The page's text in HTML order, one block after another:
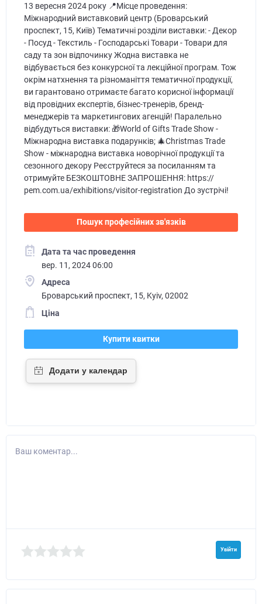
13 вересня 2024 року 📍Місце проведення:
Міжнародний виставковий центр (Броварський
проспект, 15, Київ) Тематичні розділи виставки: - Декор
- Посуд - Текстиль - Господарські Товари - Товари для
саду та зон відпочинку Жодна виставка не
відбувається без конкурсної та лекційної програм. Тож
окрім натхнення та різноманіття тематичної продукції,
ви гарантовано отримаєте багато корисної інформації
від провідних експертів, бізнес-тренерів, бренд-
менеджерів та маркетингових агенцій! Паралельно
відбудуться виставки: 🎁World of Gifts Trade Show -
Міжнародна виставка подарунків; 🎄Christmas Trade
Show - міжнародна виставка новорічної продукції та
сезонного декору Реєструйтеся за посиланням та
отримуйте БЕЗКОШТОВНЕ ЗАПРОШЕННЯ: https://
pem.com.ua/exhibitions/visitor-registration До зустрічі!
Пошук професійних зв'язків
Дата та час проведення
вер. 11, 2024 06:00
Адреса
Броварський проспект, 15, Kyiv, 02002
Ціна
Купити квитки
Ваш коментар...
Увійти